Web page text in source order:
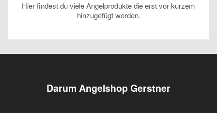
Hier findest du viele Angelprodukte die erst vor kurzem
hinzugefügt worden.
Darum Angelshop Gerstner